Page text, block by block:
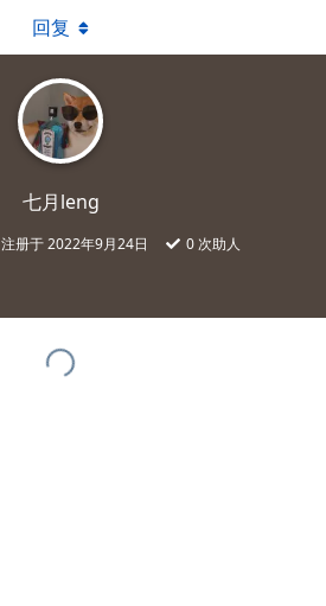
七月leng
注册于2022年9月24日 0 次助人
回复